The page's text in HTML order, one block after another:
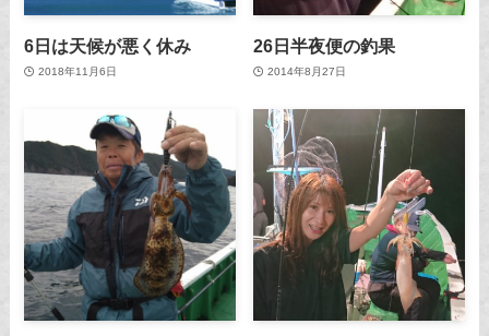
6日は天候が悪く休み
2018年11月6日
26日半夜便の釣果
2014年8月27日